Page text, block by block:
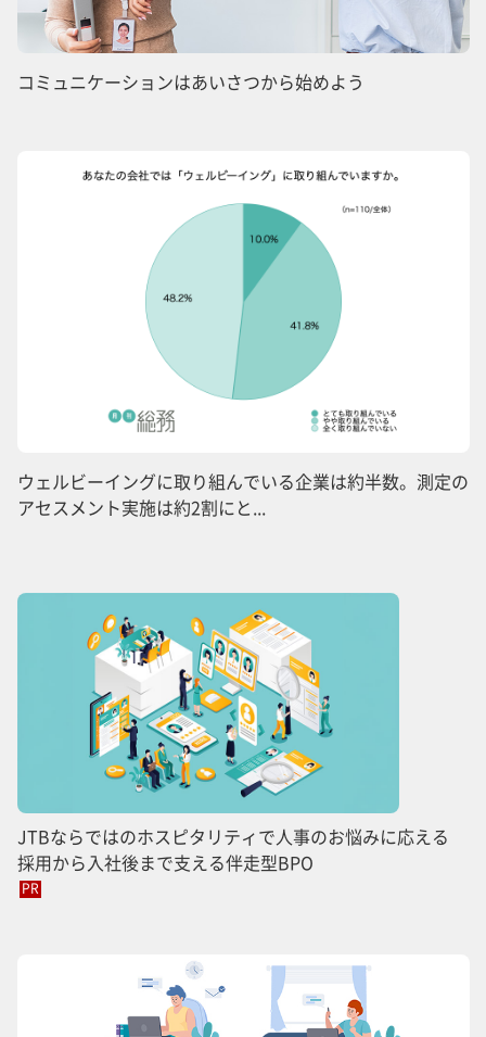
コミュニケーションはあいさつから始めよう
ウェルビーイングに取り組んでいる企業は約半数。測定の
アセスメント実施は約2割にと...
JTBならではのホスピタリティで人事のお悩みに応える
採用から入社後まで支える伴走型BPO
PR